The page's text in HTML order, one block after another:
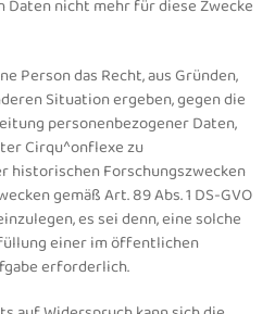
Daten nicht mehr für diese Zwecke
Person das Recht, aus Gründen,
Situation ergeben, gegen die
personenbezogener Daten,
Cirqu^onflexe zu
historischen Forschungszwecken
gemäß Art. 89 Abs. 1 DS-GVO
es sei denn, eine solche
einer im öffentlichen
erforderlich.